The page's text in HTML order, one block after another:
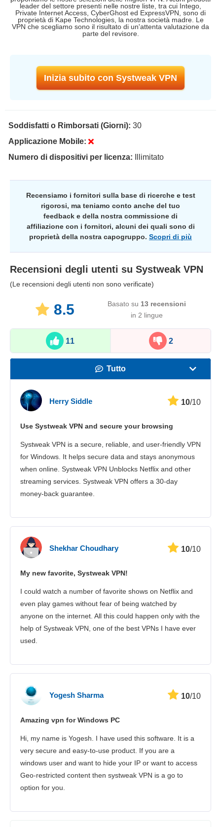
leader del settore presenti nelle nostre liste, tra cui Intego,
Private Internet Access, CyberGhost ed ExpressVPN, sono di
proprietà di Kape Technologies, la nostra società madre. Le
VPN che scegliamo sono il risultato di un'attenta valutazione da
parte del revisore.
Inizia subito con Systweak VPN
Soddisfatti o Rimborsati (Giorni): 30
Applicazione Mobile:
Numero di dispositivi per licenza:
Illimitato
Recensiamo i fornitori sulla base di ricerche e test
rigorosi, ma teniamo conto anche del tuo
feedback e della nostra commissione di
affiliazione con i fornitori, alcuni dei quali sono di
proprietà della nostra capogruppo. Scopri di più
Recensioni degli utenti su Systweak VPN
(Le recensioni degli utenti non sono verificate)
8.5 Basato su 13recensioni
in 2 lingue
11 2
Tutto
Sicurezza
Servizio clienti
Herry Siddle 10/10
Use Systweak VPN and secure your browsing
Systweak VPN is a secure, reliable, and user-friendly VPN
for Windows. It helps secure data and stays anonymous
when online. Systweak VPN Unblocks Netflix and other
streaming services. Systweak VPN offers a 30-day
money-back guarantee.
Shekhar Choudhary 10/10
My new favorite, Systweak VPN!
I could watch a number of favorite shows on Netflix and
even play games without fear of being watched by
anyone on the internet. All this could happen only with the
help of Systweak VPN, one of the best VPNs I have ever
used.
Yogesh Sharma 10/10
Amazing vpn for Windows PC
Hi, my name is Yogesh. I have used this software. It is a
very secure and easy-to-use product. If you are a
windows user and want to hide your IP or want to access
Geo-restricted content then systweak VPN is a go to
option for you.